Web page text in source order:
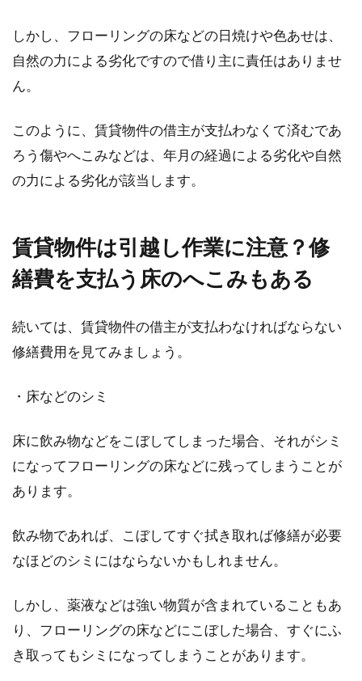
を所有する方法とは
います。...
しかし、フローリングの床などの日焼けや色あせは、
自然の力による劣化ですので借り主に責任はありませ
ん。
このように、賃貸物件の借主が支払わなくて済むであ
ろう傷やへこみなどは、年月の経過による劣化や自然
の力による劣化が該当します。
賃貸物件は引越し作業に注意？修
繕費を支払う床のへこみもある
続いては、賃貸物件の借主が支払わなければならない
修繕費用を見てみましょう。
・床などのシミ
床に飲み物などをこぼしてしまった場合、それがシミ
になってフローリングの床などに残ってしまうことが
あります。
飲み物であれば、こぼしてすぐ拭き取れば修繕が必要
なほどのシミにはならないかもしれません。
しかし、薬液などは強い物質が含まれていることもあ
り、フローリングの床などにこぼした場合、すぐにふ
き取ってもシミになってしまうことがあります。